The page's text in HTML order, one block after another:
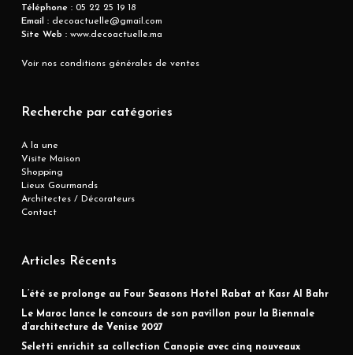
Téléphone :05 22 25 19 18
Email :decoactuelle@gmail.com
Site Web :www.decoactuelle.ma
Voir nos conditions générales de ventes
Recherche par catégories
A la une
Visite Maison
Shopping
Lieux Gourmands
Architectes / Décorateurs
Contact
Articles Récents
L’été se prolonge au Four Seasons Hotel Rabat at Kasr Al Bahr
Le Maroc lance le concours de son pavillon pour la Biennale
d’architecture de Venise 2027
Seletti enrichit sa collection Canopie avec cinq nouveaux